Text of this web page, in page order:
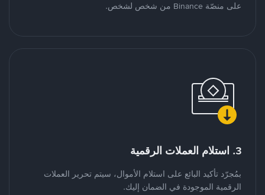
على منصّة Binance من شخص لشخص.
3. استلام العملات الرقمية
بمُجرّد تأكيد البائع على استلام الأموال، سيتم تحرير العملات
الرقمية الموجودة في الضمان إليك.